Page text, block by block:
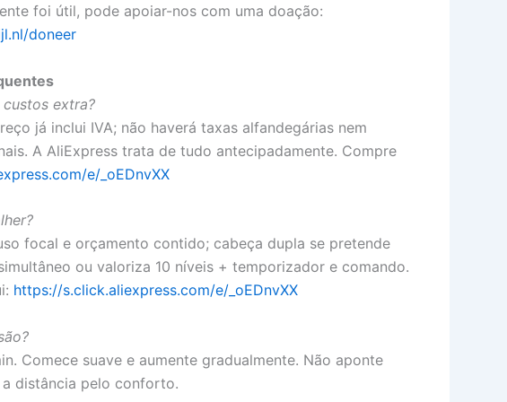
foi útil, pode apoiar-nos com uma doação:
doneer
custos extra?
já inclui IVA; não haverá taxas alfandegárias nem
A AliExpress trata de tudo antecipadamente. Compre
e/_oEDnvXX
focal e orçamento contido; cabeça dupla se pretende
ou valoriza 10 níveis + temporizador e comando.
https://s.click.aliexpress.com/e/_oEDnvXX
Comece suave e aumente gradualmente. Não aponte
distância pelo conforto.